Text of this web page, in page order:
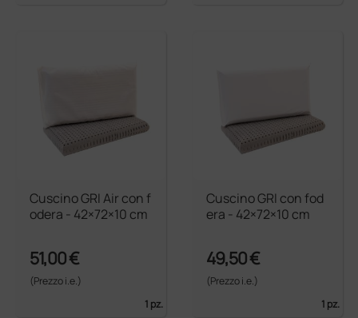
Cuscino GRI Air con f
odera - 42×72×10 cm
51,00 €
(Prezzo i.e.)
1 pz.
Cuscino GRI con fod
era - 42×72×10 cm
49,50 €
(Prezzo i.e.)
1 pz.